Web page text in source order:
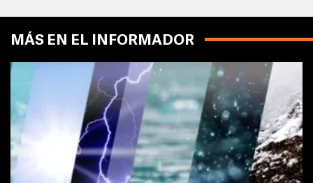
MÁS EN EL INFORMADOR